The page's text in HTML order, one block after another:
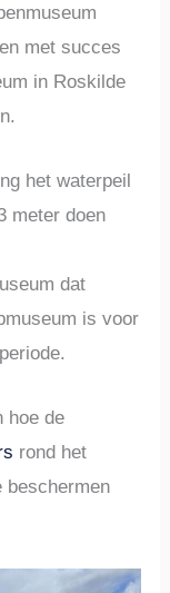
met succes
in Roskilde
het waterpeil
meter doen
dat
is voor
hoe de
rond het
beschermen